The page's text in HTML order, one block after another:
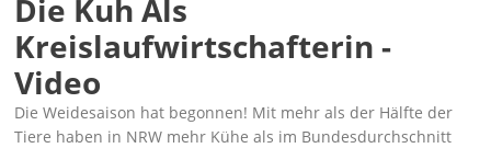
Die Kuh Als
Kreislaufwirtschafterin -
Video
Die Weidesaison hat begonnen! Mit mehr als der Hälfte der
Tiere haben in NRW mehr Kühe als im Bundesdurchschnitt